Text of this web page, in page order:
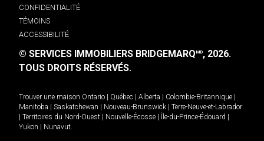
CONFIDENTIALITÉ
TÉMOINS
ACCESSIBILITÉ
© SERVICES IMMOBILIERS BRIDGEMARQMD, 2026.
TOUS DROITS RÉSERVÉS.
Trouver une maison Ontario Québec Alberta Colombie-Britannique
Manitoba
Saskatchewan Nouveau-Brunswick
Terre-Neuve-et-Labrador
Territoires du Nord-Ouest Nouvelle-Écosse Île-du-Prince-Édouard
Yukon
Nunavut.